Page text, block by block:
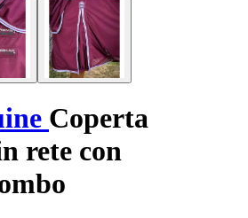
Coperta
rete con